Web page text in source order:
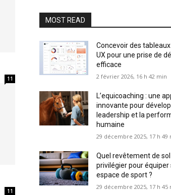
11
11
MOST READ
Concevoir des
UX pour une prise de
efficace
2 février 2026, 16 h 42 min
L’equicoaching : une
innovante pour
leadership et la
humaine
29 décembre 2025, 17 h 49
Quel revêtement de sol
privilégier pour équiper
espace de sport ?
29 décembre 2025, 17 h 45